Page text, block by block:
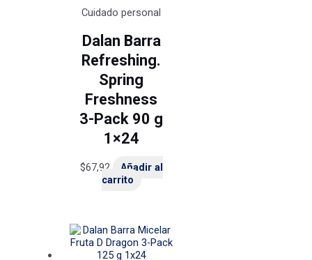
Cuidado personal
Dalan Barra
Refreshing.
Spring
Freshness
3-Pack 90 g
1×24
$67,92
Añadir al
carrito